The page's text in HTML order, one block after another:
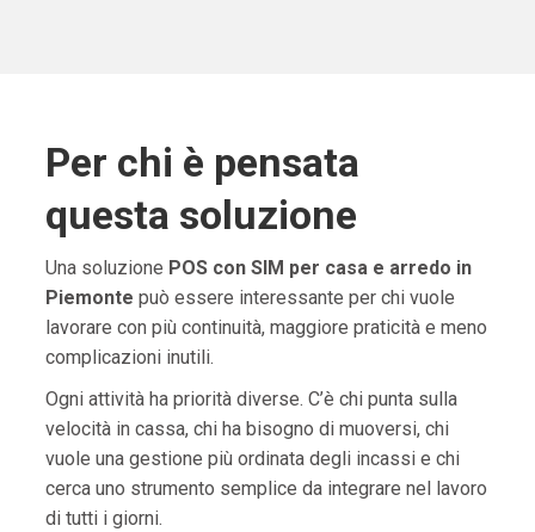
Per chi è pensata
questa soluzione
Una soluzione POS con SIM per casa e arredo in
Piemonte può essere interessante per chi vuole
lavorare con più continuità, maggiore praticità e meno
complicazioni inutili.
Ogni attività ha priorità diverse. C’è chi punta sulla
velocità in cassa, chi ha bisogno di muoversi, chi
vuole una gestione più ordinata degli incassi e chi
cerca uno strumento semplice da integrare nel lavoro
di tutti i giorni.